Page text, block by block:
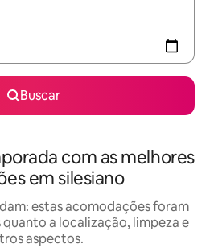
Buscar
com as melhores
em silesiano
estas acomodações foram
a localização, limpeza e
aspectos.